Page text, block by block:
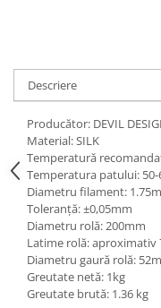
Descriere
Producător: DEVIL
Material: SILK
Temperatură
Temperatura patului: 50-
Diametru filament:
Toleranță: ±0,05mm
Diametru rolă: 200mm
Latime rolă: aproximativ
Diametru gaură rolă:
Greutate netă: 1kg
Greutate brută: 1.36 kg